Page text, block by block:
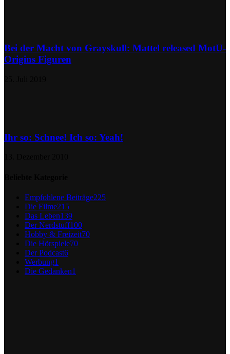
Bei der Macht von Grayskull: Mattel released MotU-
Origins Figuren
Ihr so: Schnee! Ich so: Yeah!
Empfohlene Beiträge225
Die Filme215
Das Leben139
Der Nerdstuff100
Hobby & Freizeit70
Die Hörspiele70
Der Podcast6
Werbung1
Die Gedanken1